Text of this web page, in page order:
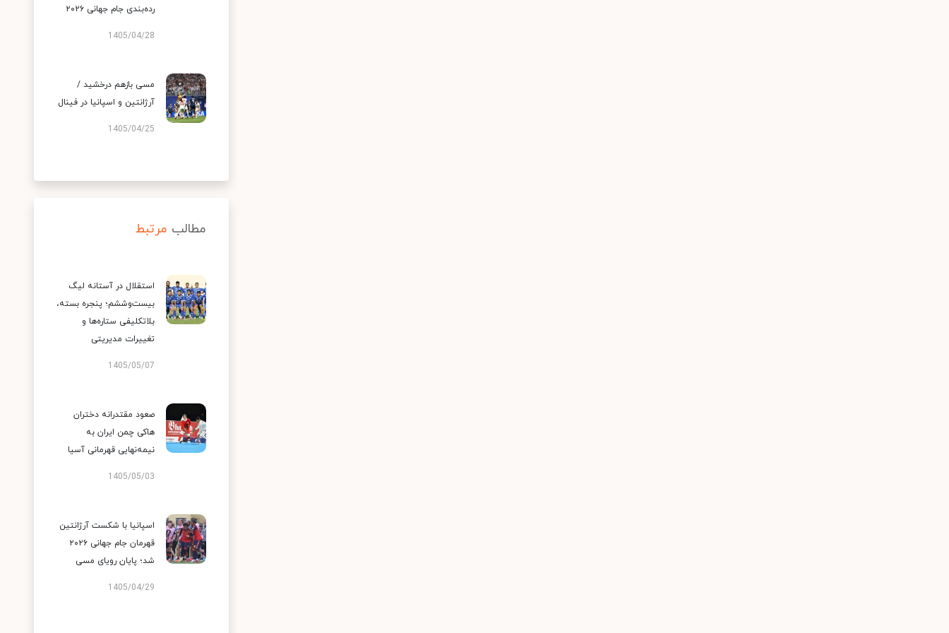
رده‌بندی جام جهانی ۲۰۲۶
1405/04/28
مسی بازهم درخشید /
آرژانتین و اسپانیا در فینال
1405/04/25
مطالب مرتبط
استقلال در آستانه لیگ
بیست‌وششم؛ پنجره بسته،
بلاتکلیفی ستاره‌ها و
تغییرات مدیریتی
1405/05/07
صعود مقتدرانه دختران
هاکی چمن ایران به
نیمه‌نهایی قهرمانی آسیا
1405/05/03
اسپانیا با شکست آرژانتین
قهرمان جام جهانی ۲۰۲۶
شد؛ پایان رویای مسی
1405/04/29